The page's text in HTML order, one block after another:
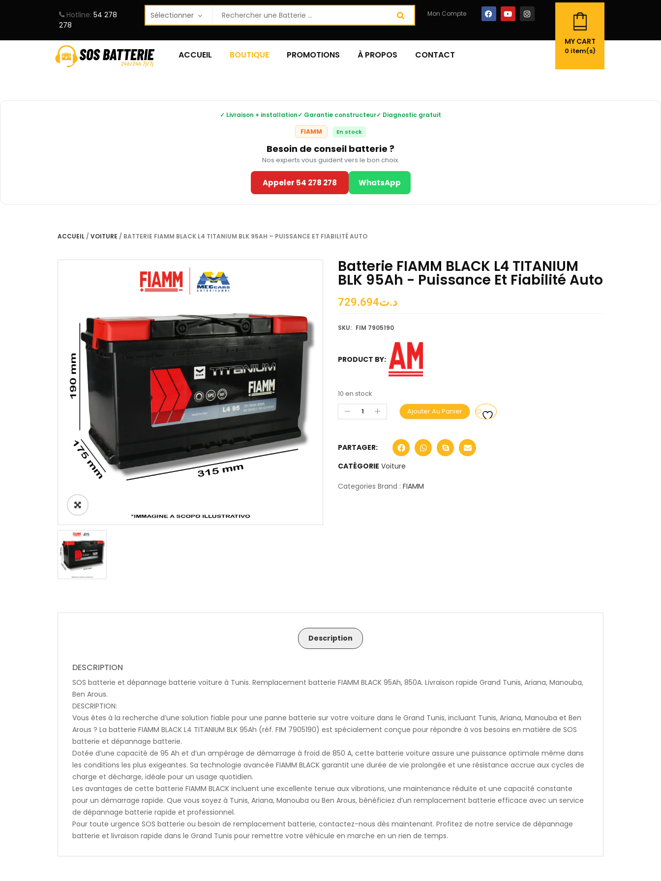
Hotline: 54 278
278
Mon Compte
ACCUEIL BOUTIQUE PROMOTIONS À PROPOS CONTACT
MY CART
0 item(s)
✓ Livraison + installation✓ Garantie constructeur✓ Diagnostic gratuit
FIAMM
En stock
Besoin de conseil batterie ?
Nos experts vous guident vers le bon choix.
Appeler 54 278 278 WhatsApp
ACCUEIL / VOITURE / BATTERIE FIAMM BLACK L4 TITANIUM BLK 95AH – PUISSANCE ET FIABILITÉ AUTO
Batterie FIAMM BLACK L4 TITANIUM
BLK 95Ah - Puissance Et Fiabilité Auto
د.ت729.694
SKU: FIM 7905190
PRODUCT BY:
10 en stock
Ajouter Au Panier
PARTAGER:
CATÉGORIE Voiture
Categories Brand : FIAMM
Description
DESCRIPTION
SOS batterie et dépannage batterie voiture à Tunis. Remplacement batterie FIAMM BLACK 95Ah, 850A. Livraison rapide Grand Tunis, Ariana, Manouba,
Ben Arous.
DESCRIPTION:
Vous êtes à la recherche d’une solution fiable pour une panne batterie sur votre voiture dans le Grand Tunis, incluant Tunis, Ariana, Manouba et Ben
Arous ? La batterie FIAMM BLACK L4 TITANIUM BLK 95Ah (réf. FIM 7905190) est spécialement conçue pour répondre à vos besoins en matière de SOS
batterie et dépannage batterie.
Dotée d’une capacité de 95 Ah et d’un ampérage de démarrage à froid de 850 A, cette batterie voiture assure une puissance optimale même dans
les conditions les plus exigeantes. Sa technologie avancée FIAMM BLACK garantit une durée de vie prolongée et une résistance accrue aux cycles de
charge et décharge, idéale pour un usage quotidien.
Les avantages de cette batterie FIAMM BLACK incluent une excellente tenue aux vibrations, une maintenance réduite et une capacité constante
pour un démarrage rapide. Que vous soyez à Tunis, Ariana, Manouba ou Ben Arous, bénéficiez d’un remplacement batterie efficace avec un service
de dépannage batterie rapide et professionnel.
Pour toute urgence SOS batterie ou besoin de remplacement batterie, contactez-nous dès maintenant. Profitez de notre service de dépannage
batterie et livraison rapide dans le Grand Tunis pour remettre votre véhicule en marche en un rien de temps.